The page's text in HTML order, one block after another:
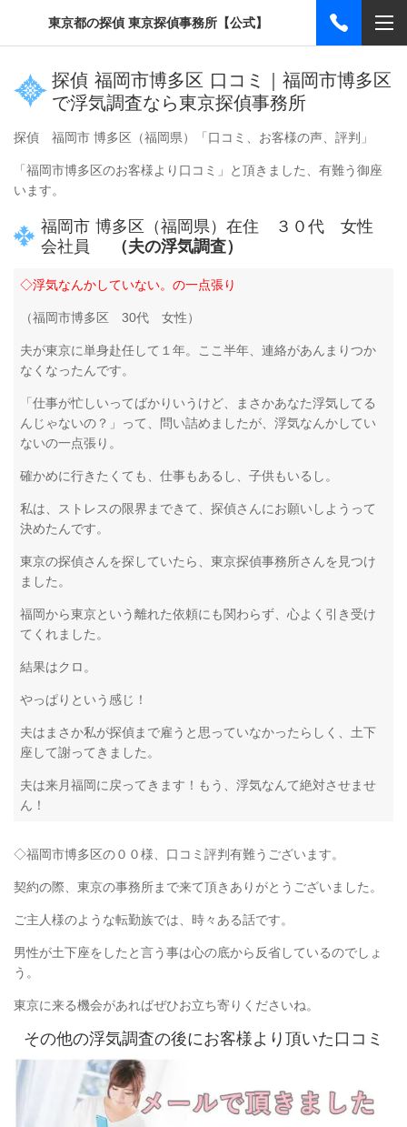
東京都の探偵 東京探偵事務所【公式】
探偵 福岡市博多区 口コミ｜福岡市博多区
で浮気調査なら東京探偵事務所
探偵 福岡市 博多区（福岡県）「口コミ、お客様の声、評判」
「福岡市博多区のお客様より口コミ」と頂きました、有難う御座
います。
福岡市 博多区（福岡県）在住 ３０代 女性
会社員 （夫の浮気調査）
◇浮気なんかしていない。の一点張り
（福岡市博多区 30代 女性）
夫が東京に単身赴任して１年。ここ半年、連絡があんまりつか
なくなったんです。
「仕事が忙しいってばかりいうけど、まさかあなた浮気してる
んじゃないの？」って、問い詰めましたが、浮気なんかしてい
ないの一点張り。
確かめに行きたくても、仕事もあるし、子供もいるし。
私は、ストレスの限界まできて、探偵さんにお願いしようって
決めたんです。
東京の探偵さんを探していたら、東京探偵事務所さんを見つけ
ました。
福岡から東京という離れた依頼にも関わらず、心よく引き受け
てくれました。
結果はクロ。
やっぱりという感じ！
夫はまさか私が探偵まで雇うと思っていなかったらしく、土下
座して謝ってきました。
夫は来月福岡に戻ってきます！もう、浮気なんて絶対させませ
ん！
◇福岡市博多区の００様、口コミ評判有難うございます。
契約の際、東京の事務所まで来て頂きありがとうございました。
ご主人様のような転勤族では、時々ある話です。
男性が土下座をしたと言う事は心の底から反省しているのでしょ
う。
東京に来る機会があればぜひお立ち寄りくださいね。
その他の浮気調査の後にお客様より頂いた口コミ